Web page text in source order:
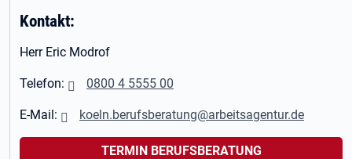
Kontakt:
Herr Eric Modrof
Telefon: 0800 4 5555 00
E-Mail: koeln.berufsberatung@arbeitsagentur.de
TERMIN BERUFSBERATUNG